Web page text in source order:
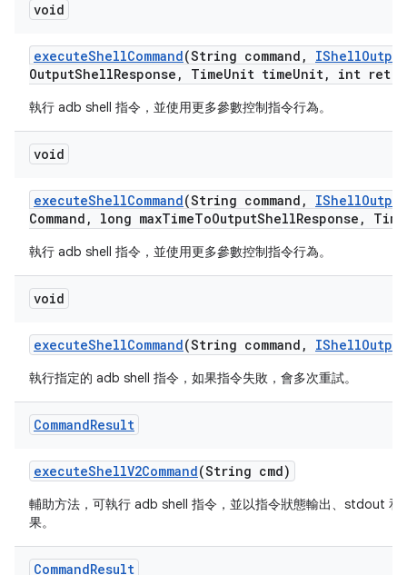
void
executeShellCommand(String command , IShellOutput
OutputShellResponse , TimeUnit timeUnit, int retry
執行 adb shell 指令，並使用更多參數控制指令行為。
void
executeShellCommand(String command , IShellOutput
Command , long maxTimeToOutputShellResponse , Time
執行 adb shell 指令，並使用更多參數控制指令行為。
void
executeShellCommand(String command , IShellOutput
執行指定的 adb shell 指令，如果指令失敗，會多次重試。
CommandResult
executeShellV2Command(String cmd)
輔助方法，可執行 adb shell 指令，並以指令狀態輸出、stdout
果。
CommandResult